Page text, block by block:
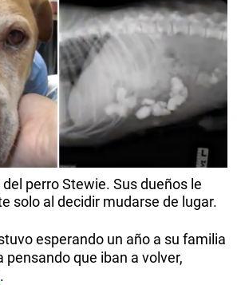
perro Stewie. Sus dueños le
solo al decidir mudarse de lugar.
esperando un año a su familia
pensando que iban a volver,
.